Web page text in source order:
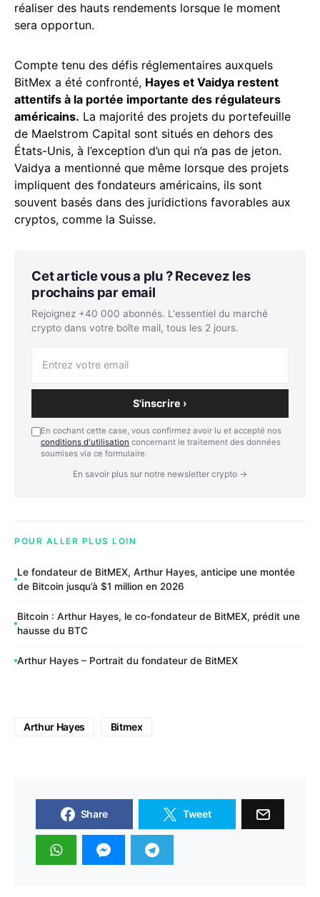
réaliser des hauts rendements lorsque le moment
sera opportun.
Compte tenu des défis réglementaires auxquels
BitMex a été confronté, Hayes et Vaidya restent
attentifs à la portée importante des régulateurs
américains. La majorité des projets du portefeuille
de Maelstrom Capital sont situés en dehors des
États-Unis, à l’exception d’un qui n’a pas de jeton.
Vaidya a mentionné que même lorsque des projets
impliquent des fondateurs américains, ils sont
souvent basés dans des juridictions favorables aux
cryptos, comme la Suisse.
Cet article vous a plu ? Recevez les
prochains par email
Rejoignez +40 000 abonnés. L'essentiel du marché
crypto dans votre boîte mail, tous les 2 jours.
S'inscrire ›
En cochant cette case, vous confirmez avoir lu et accepté nos
conditions d'utilisation concernant le traitement des données
soumises via ce formulaire.
En savoir plus sur notre newsletter crypto →
POUR ALLER PLUS LOIN
Le fondateur de BitMEX, Arthur Hayes, anticipe une montée
de Bitcoin jusqu’à $1 million en 2026
Bitcoin : Arthur Hayes, le co-fondateur de BitMEX, prédit une
hausse du BTC
Arthur Hayes – Portrait du fondateur de BitMEX
Arthur Hayes Bitmex
Share Tweet